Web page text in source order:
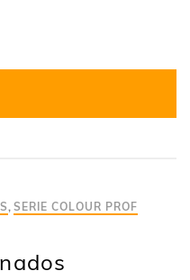
, SERIE COLOUR PROF